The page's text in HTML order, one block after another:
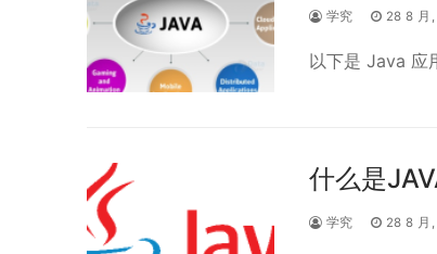
学究 28 8 月,
以下是 Java 应
什么是
学究 28 8 月,